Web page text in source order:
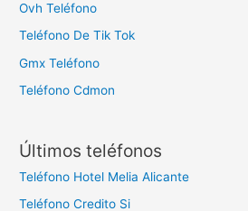
Ovh Teléfono
Teléfono De Tik Tok
Gmx Teléfono
Teléfono Cdmon
Últimos teléfonos
Teléfono Hotel Melia Alicante
Teléfono Credito Si